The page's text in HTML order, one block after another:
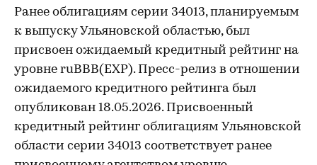
Ранее облигациям серии 34013, планируемым
к выпуску Ульяновской областью, был
присвоен ожидаемый кредитный рейтинг на
уровне ruВВВ(EXP). Пресс-релиз в отношении
ожидаемого кредитного рейтинга был
опубликован 18.05.2026. Присвоенный
кредитный рейтинг облигациям Ульяновской
области серии 34013 соответствует ранее